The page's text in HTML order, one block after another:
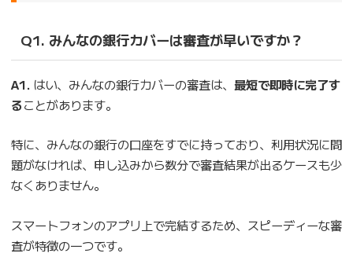
Q1. みんなの銀行カバーは審査が早いですか？
A1. はい、みんなの銀行カバーの審査は、 最短で即時に完了す
ることがあります。
特に、みんなの銀行の口座をすでに持っており、利用状況に問
題がなければ、申し込みから数分で審査結果が出るケースも少
なくありません。
スマートフォンのアプリ上で完結するため、スピーディーな審
査が特徴の一つです。